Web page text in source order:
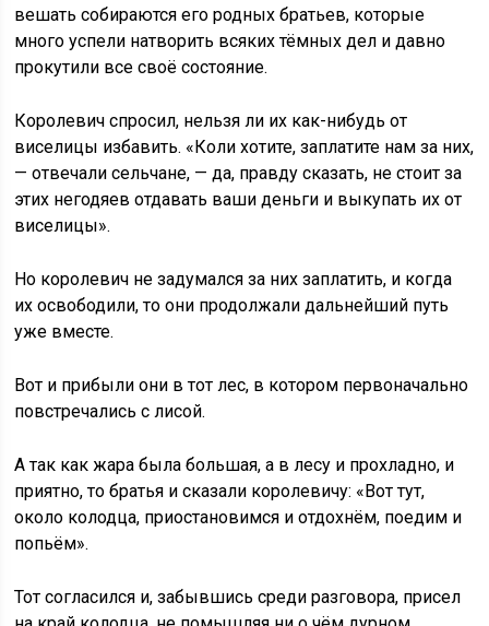
вешать собираются его родных братьев, которые
много успели натворить всяких тёмных дел и давно
прокутили все своё состояние.
Королевич спросил, нельзя ли их как-нибудь от
виселицы избавить. «Коли хотите, заплатите нам за них,
— отвечали сельчане, — да, правду сказать, не стоит за
этих негодяев отдавать ваши деньги и выкупать их от
виселицы».
Но королевич не задумался за них заплатить, и когда
их освободили, то они продолжали дальнейший путь
уже вместе.
Вот и прибыли они в тот лес, в котором первоначально
повстречались с лисой.
А так как жара была большая, а в лесу и прохладно, и
приятно, то братья и сказали королевичу: «Вот тут,
около колодца, приостановимся и отдохнём, поедим и
попьём».
Тот согласился и, забывшись среди разговора, присел